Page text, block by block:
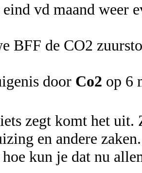
vd maand weer
BFF de CO2
door Co2 op 6
zegt komt het uit.
en andere zaken.
kun je dat nu